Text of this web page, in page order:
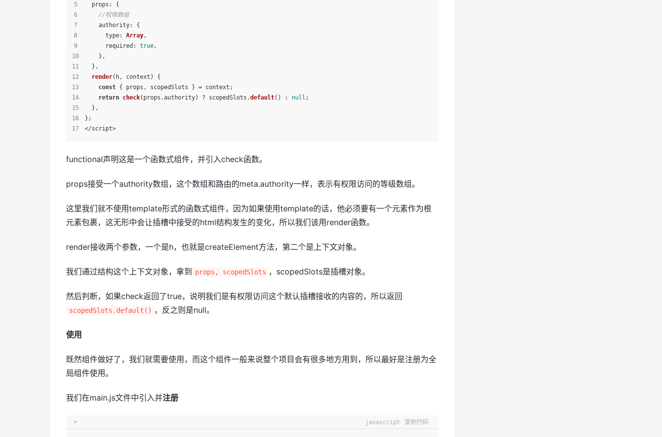
props : {
//权限数组
authority: {
type: Array,
required : true,
    },
  },
render( h, context ) {
const { props, scopedSlots } = context;
return check(props.authority) ? scopedSlots.default() : null ;
  },
};
</script>
functional声明这是一个函数式组件，并引入check函数。
props接受一个authority数组，这个数组和路由的meta.authority一样，表示有权限访问的等级数组。
这里我们就不使用template形式的函数式组件，因为如果使用template的话，他必须要有一个元素作为根
元素包裹，这无形中会让插槽中接受的html结构发生的变化，所以我们该用render函数。
render接收两个参数，一个是h，也就是createElement方法，第二个是上下文对象。
我们通过结构这个上下文对象，拿到 props, scopedSlots ，scopedSlots是插槽对象。
然后判断，如果check返回了true，说明我们是有权限访问这个默认插槽接收的内容的，所以返回
scopedSlots.default() ，反之则是null。
使用
既然组件做好了，我们就需要使用，而这个组件一般来说整个项目会有很多地方用到，所以最好是注册为全
局组件使用。
我们在main.js文件中引入并注册
javascript 复制代码